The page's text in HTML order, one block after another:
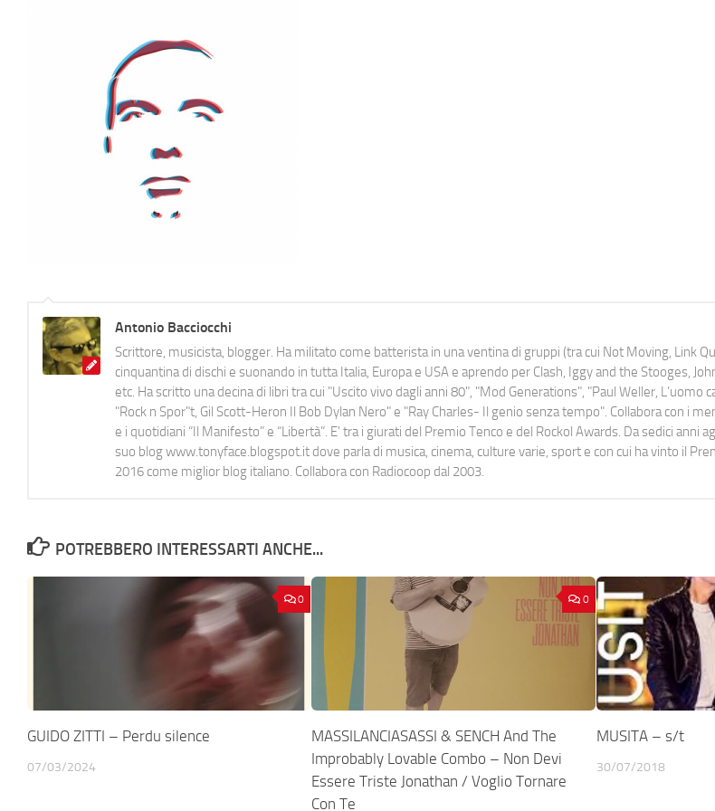
Antonio Bacciocchi
Scrittore, musicista, blogger. Ha militato come batterista in una ventina di gruppi (tra cui Not Moving, Link
cinquantina di dischi e suonando in tutta Italia, Europa e USA e aprendo per Clash, Iggy and the Stooges,
etc. Ha scritto una decina di libri tra cui "Uscito vivo dagli anni 80", "Mod Generations", "Paul Weller, L’uomo
"Rock n Spor"t, Gil Scott-Heron Il Bob Dylan Nero" e "Ray Charles- Il genio senza tempo". Collabora con i
e i quotidiani “Il Manifesto” e “Libertà”. E' tra i giurati del Premio Tenco e del Rockol Awards. Da sedici anni
suo blog www.tonyface.blogspot.it dove parla di musica, cinema, culture varie, sport e con cui ha vinto il
2016 come miglior blog italiano. Collabora con Radiocoop dal 2003.
POTREBBERO INTERESSARTI ANCHE...
0
GUIDO ZITTI – Perdu silence
07/03/2024
0
MASSILANCIASASSI & SENCH And The
Improbably Lovable Combo – Non Devi
Essere Triste Jonathan / Voglio Tornare
Con Te
MUSITA – s/t
30/07/2018